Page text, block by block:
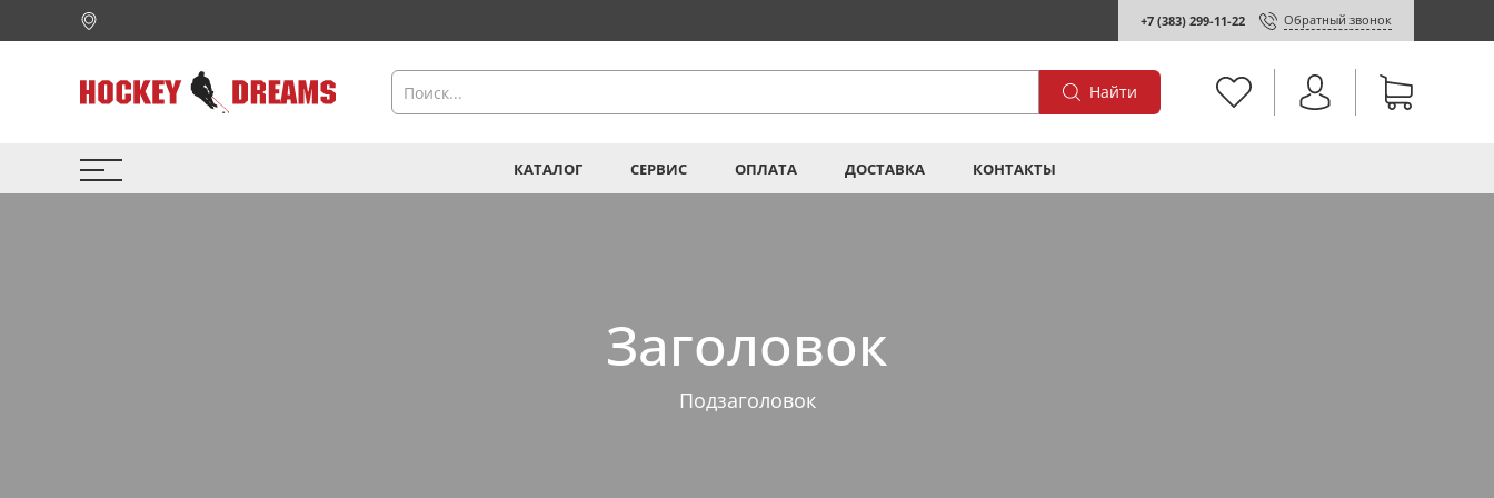
+7 (383) 299-11-22 Обратный звонок
Найти
КАТАЛОГ СЕРВИС ОПЛАТА ДОСТАВКА КОНТАКТЫ
Заголовок
Подзаголовок